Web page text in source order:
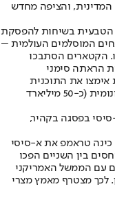
והציפה מחדש
הטבעית בשיחות להפסקת
המוסלמים העולמית –
הקטארים הסתבכו
הראתה סימני
אימצו את התוכנית
המצרית לשיקום הרצועה, חרף עלותה האסטרונומית (כ-50 מיליארד
בפסגה בקהיר,
כינה טראמפ את א-סיסי
בין השניים הפכו
עם הממשל האמריקני
לכך מצטרף מאמץ מצרי